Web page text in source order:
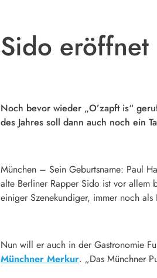
Sido eröffnet
Noch bevor wieder „O’zapft is“
des Jahres soll dann auch noch ein
München – Sein Geburtsname: Paul
alte Berliner Rapper Sido ist vor allem
einiger Szenekundiger, immer noch als
Nun will er auch in der Gastronomie
Münchner Merkur. „Das Münchner